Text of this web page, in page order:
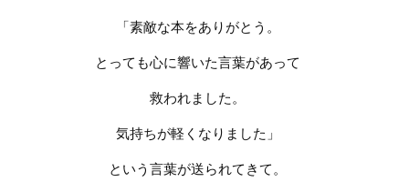
「素敵な本をありがとう。
とっても心に響いた言葉があって
救われました。
気持ちが軽くなりました」
という言葉が送られてきて。